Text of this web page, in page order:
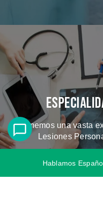
Tenemos una vasta
Lesiones
CONOZCA
Hablamos